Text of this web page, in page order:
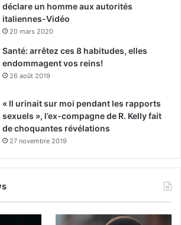
déclare un homme aux autorités
italiennes-Vidéo
20 mars 2020
Santé: arrêtez ces 8 habitudes, elles
endommagent vos reins!
26 août 2019
« Il urinait sur moi pendant les rapports
sexuels », l’ex-compagne de R. Kelly fait
de choquantes révélations
27 novembre 2019